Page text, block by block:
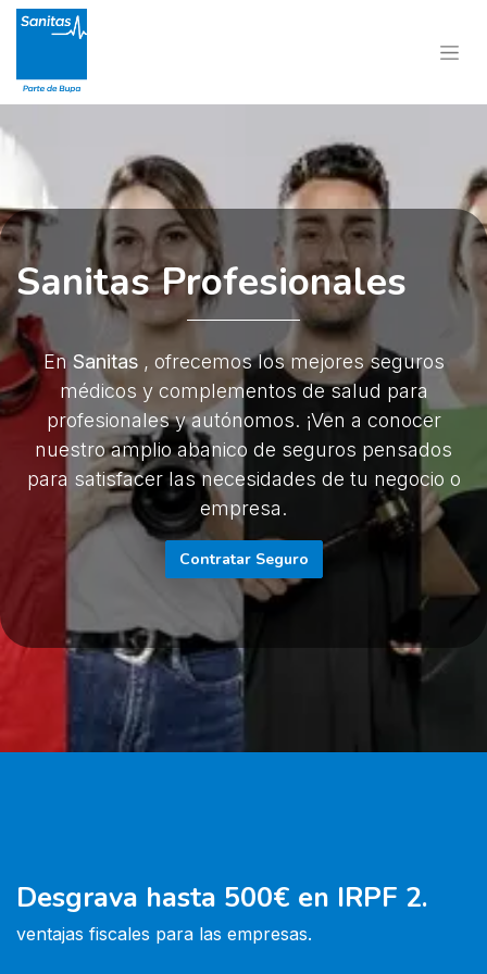
Sanitas Profesionales
En ​ Sanitas , ofrecemos los mejores seguros
médicos y complementos de salud para
profesionales y autónomos. ¡Ven a conocer
nuestro amplio abanico de seguros pensados
para satisfacer las necesidades de tu negocio o
empresa.
Contratar Seguro
Desgrava hasta 500€ en IRPF 2.
ventajas fiscales para las empresas.